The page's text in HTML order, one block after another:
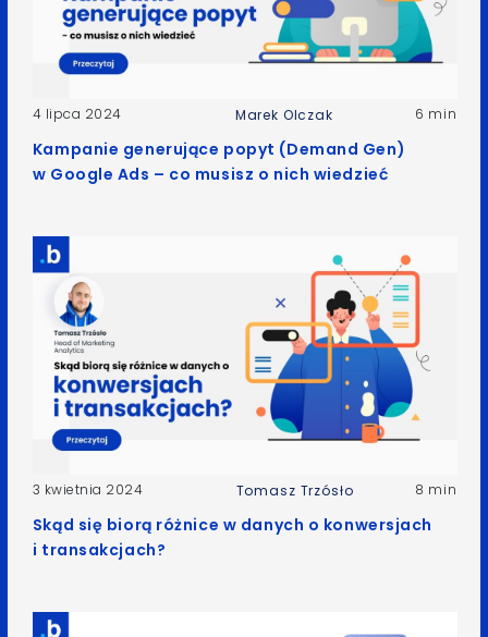
4 lipca 2024 Marek Olczak 6 min
Kampanie generujące popyt (Demand Gen)
w Google Ads – co musisz o nich wiedzieć
3 kwietnia 2024 Tomasz Trzósło 8 min
Skąd się biorą różnice w danych o konwersjach
i transakcjach?